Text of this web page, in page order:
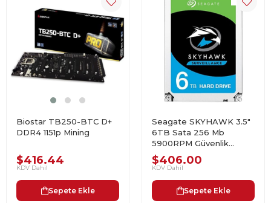
Biostar TB250-BTC D+
DDR4 1151p Mining
$416.44
KDV Dahil
Sepete Ekle
Seagate SKYHAWK 3.5"
6TB Sata 256 Mb
5900RPM Güvenlik
Harddisk
$406.00
KDV Dahil
Sepete Ekle